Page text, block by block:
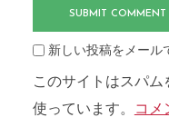
新しい投稿をメール
このサイトはスパ
使っています。
コメ